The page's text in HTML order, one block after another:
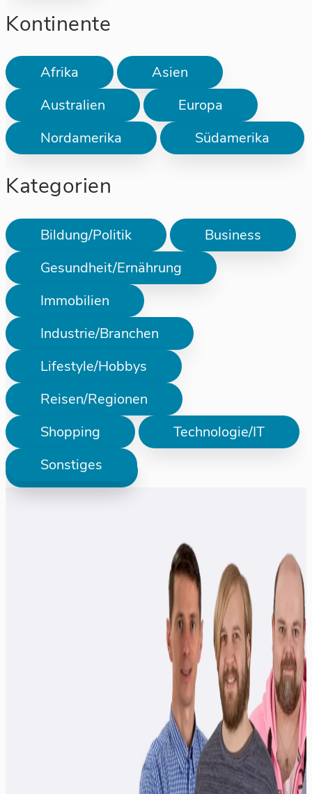
Kontinente
Afrika
Asien
Australien
Europa
Nordamerika
Südamerika
Kategorien
Bildung/Politik
Business
Gesundheit/Ernährung
Immobilien
Industrie/Branchen
Lifestyle/Hobbys
Reisen/Regionen
Shopping
Technologie/IT
Sonstiges
Prüfen